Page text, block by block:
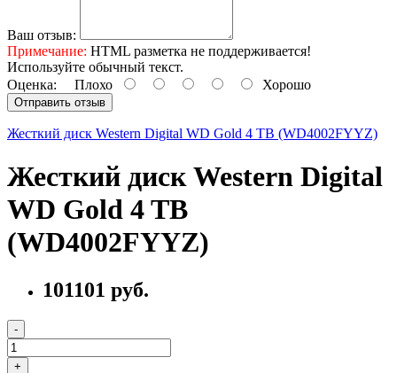
Ваш отзыв:
Примечание: HTML разметка не поддерживается!
Используйте обычный текст.
Оценка: Плохо Хорошо
Отправить отзыв
Жесткий диск Western Digital WD Gold 4 TB (WD4002FYYZ)
Жесткий диск Western Digital
WD Gold 4 TB
(WD4002FYYZ)
101101 руб.